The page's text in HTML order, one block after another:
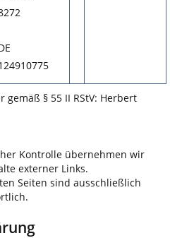
§ 55 II RStV: Herbert
Kontrolle übernehmen wir
externer Links.
Seiten sind ausschließlich